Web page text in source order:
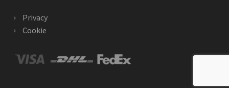
Privacy
Cookie